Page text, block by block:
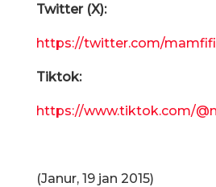
Twitter (X):
https://twitter.com/
Tiktok:
https://www.tiktok.com/
(Janur, 19 jan 2015)